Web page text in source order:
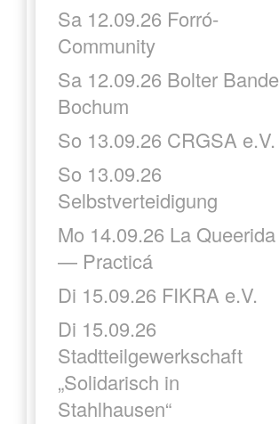
Sa 12.09.26 Forró-
Community
Sa 12.09.26 Bolter Bande
Bochum
So 13.09.26 CRGSA e.V.
So 13.09.26
Selbstverteidigung
Mo 14.09.26 La Queerida
— Practicá
Di 15.09.26 FIKRA e.V.
Di 15.09.26
Stadtteilgewerkschaft
„Solidarisch in
Stahlhausen“